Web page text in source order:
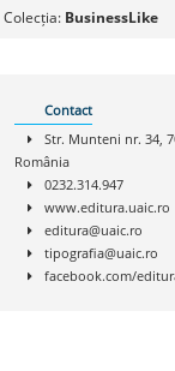
Colecția: BusinessLike
Contact
Str. Munteni nr. 34,
România
0232.314.947
www.editura.uaic.ro
editura@uaic.ro
tipografia@uaic.ro
facebook.com/